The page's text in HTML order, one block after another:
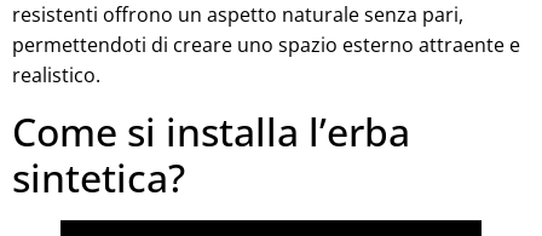
resistenti offrono un aspetto naturale senza pari,
permettendoti di creare uno spazio esterno attraente e
realistico.
Come si installa l’erba
sintetica?